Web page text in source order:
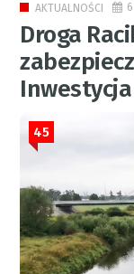
AKTUALNOŚCI
Droga
45